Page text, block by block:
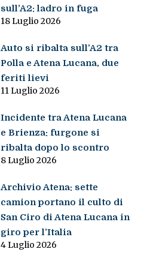
sull’A2: ladro in fuga
18 Luglio 2026
Auto si ribalta sull’A2 tra
Polla e Atena Lucana, due
feriti lievi
11 Luglio 2026
Incidente tra Atena Lucana
e Brienza: furgone si
ribalta dopo lo scontro
8 Luglio 2026
Archivio Atena: sette
camion portano il culto di
San Ciro di Atena Lucana in
giro per l’Italia
4 Luglio 2026